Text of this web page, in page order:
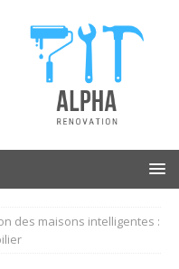
des maisons intelligentes :